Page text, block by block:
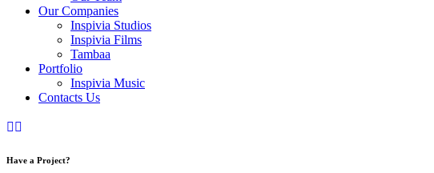
Our Companies
Inspivia Studios
Inspivia Films
Tambaa
Portfolio
Inspivia Music
Contacts Us
twitter-
instagram
youtube
linkedin
tik-
Have a Project?